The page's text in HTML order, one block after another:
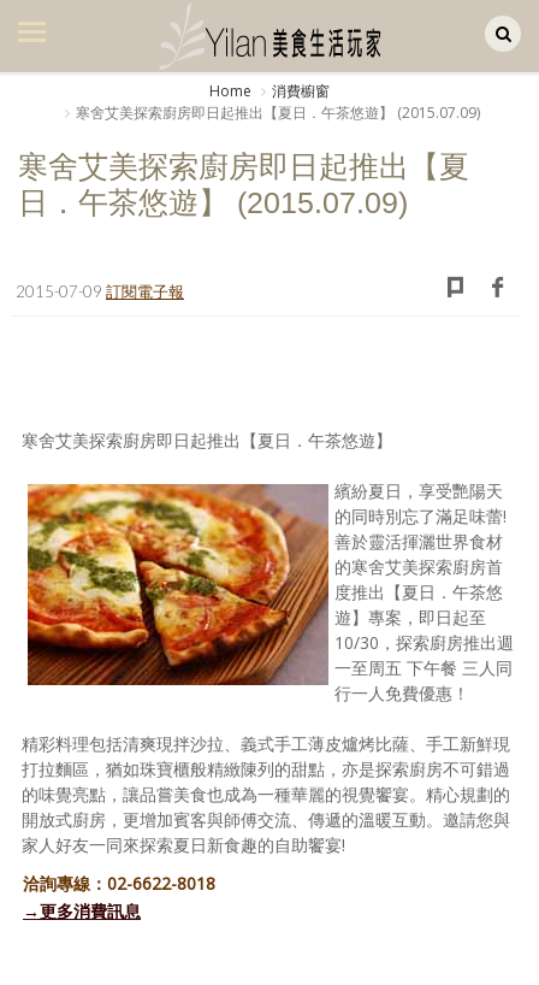
美食集
美飲集
廚房集
旅遊集
享樂隨手拍
照相簿
影音區
創意出版服務
關於Yilan
個人著作
媒體報導一覽
Home
消費櫥窗
寒舍艾美探索廚房即日起推出【夏日．午茶悠遊】 (2015.07.09)
寒舍艾美探索廚房即日起推出【夏
日．午茶悠遊】 (2015.07.09)
2015-07-09 訂閱電子報
寒舍艾美探索廚房即日起推出【夏日．午茶悠遊】
繽紛夏日，享受艷陽天
的同時別忘了滿足味蕾!
善於靈活揮灑世界食材
的寒舍艾美探索廚房首
度推出【夏日．午茶悠
遊】專案，即日起至
10/30，探索廚房推出週
一至周五 下午餐 三人同
行一人免費優惠！
精彩料理包括清爽現拌沙拉、義式手工薄皮爐烤比薩、手工新鮮現
打拉麵區，猶如珠寶櫃般精緻陳列的甜點，亦是探索廚房不可錯過
的味覺亮點，讓品嘗美食也成為一種華麗的視覺饗宴。精心規劃的
開放式廚房，更增加賓客與師傅交流、傳遞的溫暖互動。邀請您與
家人好友一同來探索夏日新食趣的自助饗宴!
洽詢專線：02-6622-8018
→更多消費訊息